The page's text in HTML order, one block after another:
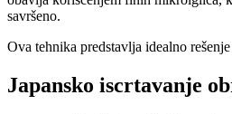
savršeno.
Ova tehnika predstavlja idealno
Japansko iscrtavanje